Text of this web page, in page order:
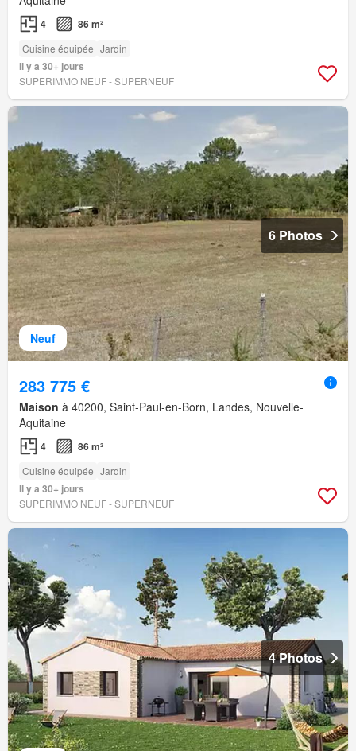
4 86 m²
Cuisine équipée Jardin
Il y a 30+ jours
SUPERIMMO NEUF - SUPERNEUF
Neuf
6 Photos
283 775 €
Maison à 40200, Saint-Paul-en-Born, Landes, Nouvelle-
Aquitaine
4 86 m²
Cuisine équipée Jardin
Il y a 30+ jours
SUPERIMMO NEUF - SUPERNEUF
4 Photos